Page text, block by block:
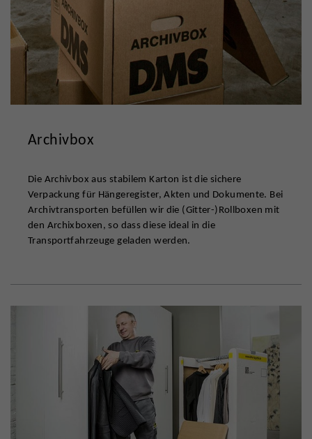
Archivbox
Die Archivbox aus stabilem Karton ist die sichere
Verpackung für Hängeregister, Akten und Dokumente. Bei
Archivtransporten befüllen wir die (Gitter-)Rollboxen mit
den Archixboxen, so dass diese ideal in die
Transportfahrzeuge geladen werden.